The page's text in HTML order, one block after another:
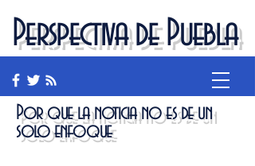
Perspectiva de Puebla
Por que la noticia no es de un
solo enfoque